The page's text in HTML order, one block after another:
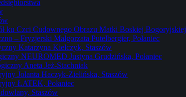
ku Czci Cudownego Obrazu Matki Boskiej Bogoryjskiej
– Fryzjerski Małgorzata Putelbergier, Połaniec
Katarzyna Kielczyk, Staszów
NEUROMED Justyna Grudzińska, Połaniec
Aneta Jeż-Stachniak
Jolanta Haczyk-Zielińska, Staszów
ŁATEK, Połaniec
Staszów